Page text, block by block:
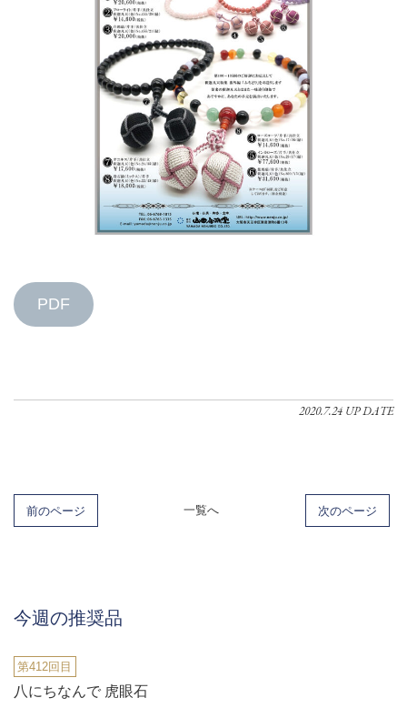
PDF
2020.7.24 UP DATE
前のページ 一覧へ 次のページ
今週の推奨品
第412回目
八にちなんで 虎眼石